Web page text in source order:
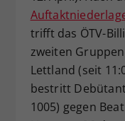
trifft das ÖTV-
zweiten
Lettland (seit
bestritt
1005) gegen
Zweck
hat.